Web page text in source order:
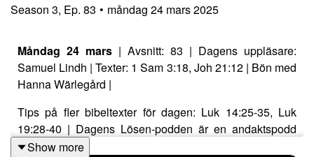
Season 3, Ep. 83 • måndag 24 mars 2025
Måndag 24 mars | Avsnitt: 83 | Dagens uppläsare:
Samuel Lindh | Texter: 1 Sam 3:18, Joh 21:12 | Bön med
Hanna Wärlegård |
Tips på fler bibeltexter för dagen: Luk 14:25-35, Luk
19:28-40 | Dagens Lösen-podden är en andaktspodd
med ord som lyser upp din dag!
Show more